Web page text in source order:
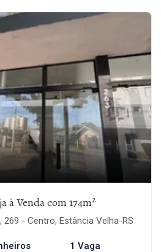
à Venda com 174m²
269 - Centro, Estância Velha-RS
1 Vaga